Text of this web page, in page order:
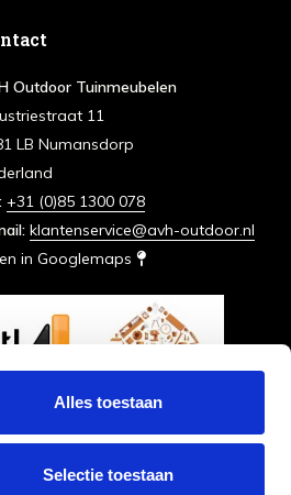
Alles toestaan
Selectie toestaan
Outdoor Tuinmeubelen
11
LB Numansdorp
+31 (0)85 1300 078
klantenservice@avh-outdoor.nl
in Googlemaps